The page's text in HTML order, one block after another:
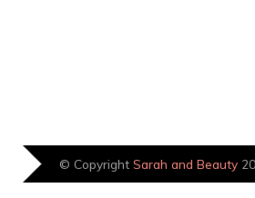
© Copyright Sarah and Beauty